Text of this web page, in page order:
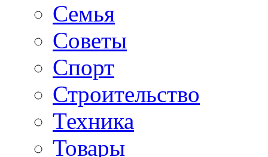
Семья
Советы
Спорт
Строительство
Техника
Товары